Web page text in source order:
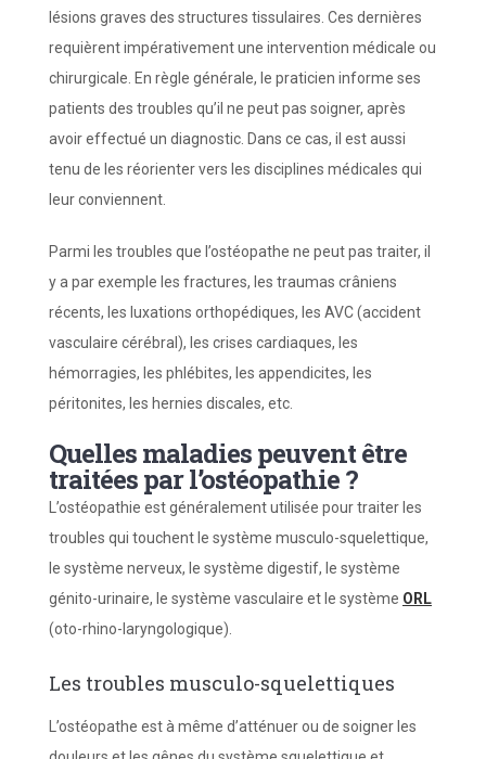
lésions graves des structures tissulaires. Ces dernières
requièrent impérativement une intervention médicale ou
chirurgicale. En règle générale, le praticien informe ses
patients des troubles qu’il ne peut pas soigner, après
avoir effectué un diagnostic. Dans ce cas, il est aussi
tenu de les réorienter vers les disciplines médicales qui
leur conviennent.
Parmi les troubles que l’ostéopathe ne peut pas traiter, il
y a par exemple les fractures, les traumas crâniens
récents, les luxations orthopédiques, les AVC (accident
vasculaire cérébral), les crises cardiaques, les
hémorragies, les phlébites, les appendicites, les
péritonites, les hernies discales, etc.
Quelles maladies peuvent être
traitées par l’ostéopathie ?
L’ostéopathie est généralement utilisée pour traiter les
troubles qui touchent le système musculo-squelettique,
le système nerveux, le système digestif, le système
génito-urinaire, le système vasculaire et le système ORL
(oto-rhino-laryngologique).
Les troubles musculo-squelettiques
L’ostéopathe est à même d’atténuer ou de soigner les